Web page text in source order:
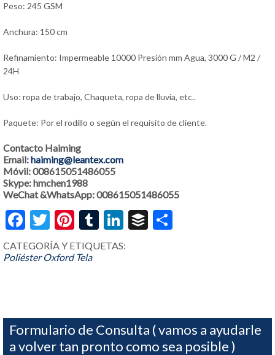
Peso: 245 GSM
Anchura: 150 cm
Refinamiento: Impermeable 10000 Presión mm Agua, 3000 G / M2 /
24H
Uso: ropa de trabajo, Chaqueta, ropa de lluvia, etc..
Paquete: Por el rodillo o según el requisito de cliente.
Contacto Haiming
Email:haiming@leantex.com
Móvil: 008615051486055
Skype: hmchen1988
WeChat &WhatsApp: 008615051486055
Facebook
Twitter
Pinterest
Tumblr
LinkedIn
Buffer
CATEGORÍA Y ETIQUETAS:
Poliéster Oxford Tela
Formulario de Consulta ( vamos a ayudarle
a volver tan pronto como sea posible )